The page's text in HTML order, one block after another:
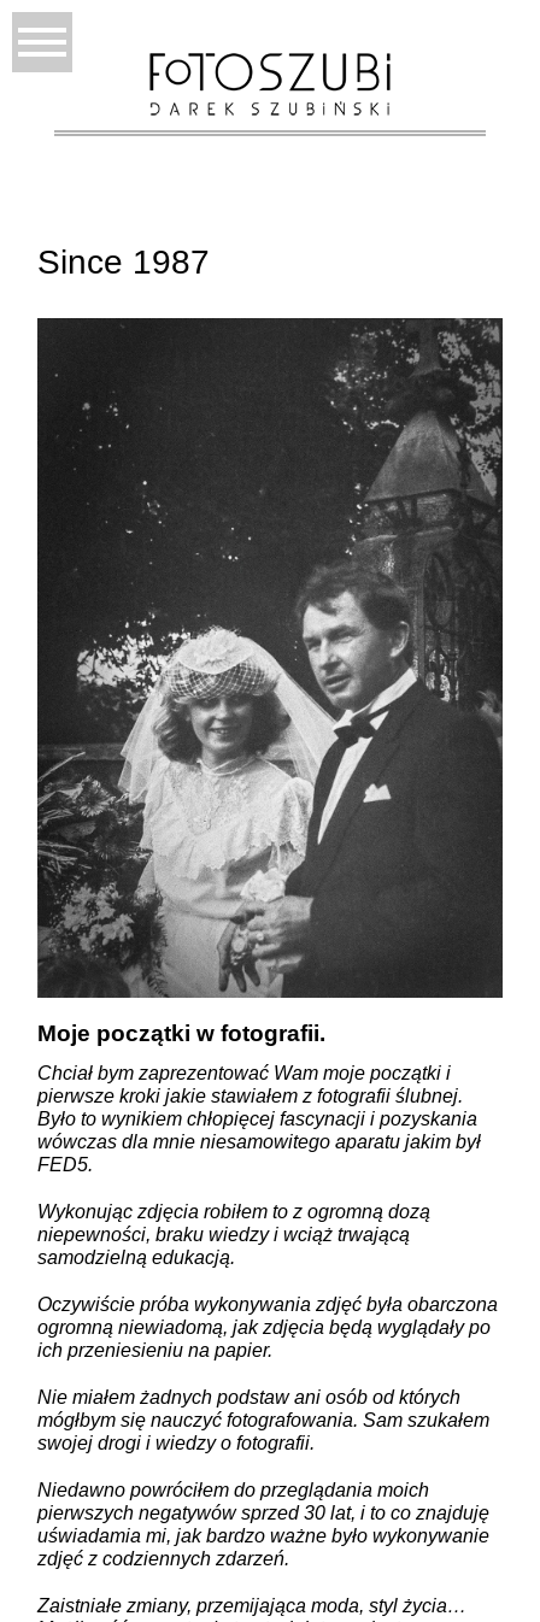
Since 1987
Moje początki w fotografii.
Chciał bym zaprezentować Wam moje początki i
pierwsze kroki jakie stawiałem z fotografii ślubnej.
Było to wynikiem chłopięcej fascynacji i pozyskania
wówczas dla mnie niesamowitego aparatu jakim był
FED5.
Wykonując zdjęcia robiłem to z ogromną dozą
niepewności, braku wiedzy i wciąż trwającą
samodzielną edukacją.
Oczywiście próba wykonywania zdjęć była obarczona
ogromną niewiadomą, jak zdjęcia będą wyglądały po
ich przeniesieniu na papier.
Nie miałem żadnych podstaw ani osób od których
mógłbym się nauczyć fotografowania. Sam szukałem
swojej drogi i wiedzy o fotografii.
Niedawno powróciłem do przeglądania moich
pierwszych negatywów sprzed 30 lat, i to co znajduję
uświadamia mi, jak bardzo ważne było wykonywanie
zdjęć z codziennych zdarzeń.
Zaistniałe zmiany, przemijająca moda, styl życia…